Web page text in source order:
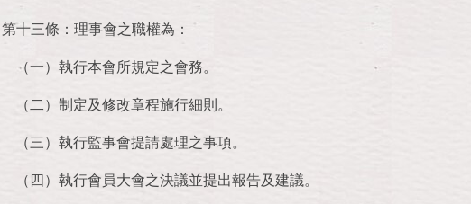
第十三條：理事會之職權為：
（一）執行本會所規定之會務。
（二）制定及修改章程施行細則。
（三）執行監事會提請處理之事項。
（四）執行會員大會之決議並提出報告及建議。